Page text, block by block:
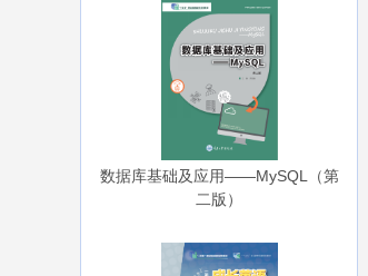
数据库基础及应用——MySQL（第
二版）